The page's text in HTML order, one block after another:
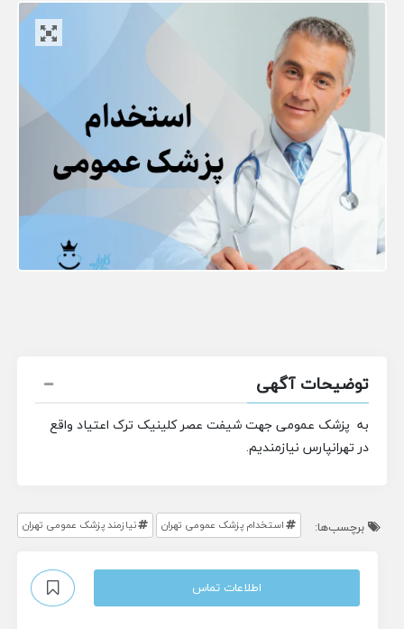
توضیحات آگهی
به پزشک عمومی جهت شیفت عصر کلینیک ترک اعتیاد واقع
در تهرانپارس نیازمندیم.
برچسب‌ها: استخدام پزشک عمومی تهران نیازمند پزشک عمومی تهران
اطلاعات تماس